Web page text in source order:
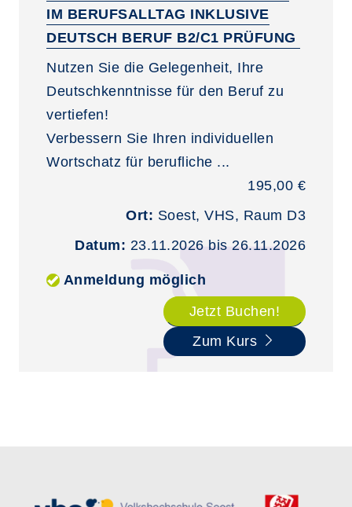
IM BERUFSALLTAG INKLUSIVE
DEUTSCH BERUF B2/C1 PRÜFUNG
Nutzen Sie die Gelegenheit, Ihre
Deutschkenntnisse für den Beruf zu
vertiefen!
Verbessern Sie Ihren individuellen
Wortschatz für berufliche ...
195,00 €
Ort: Soest, VHS, Raum D3
Datum: 23.11.2026 bis 26.11.2026
Anmeldung möglich
Jetzt Buchen!
Zum Kurs